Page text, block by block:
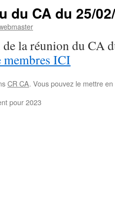
du CA du 25/
la réunion du CA
membres ICI
CR CA. Vous pouvez le mettre
pour 2023